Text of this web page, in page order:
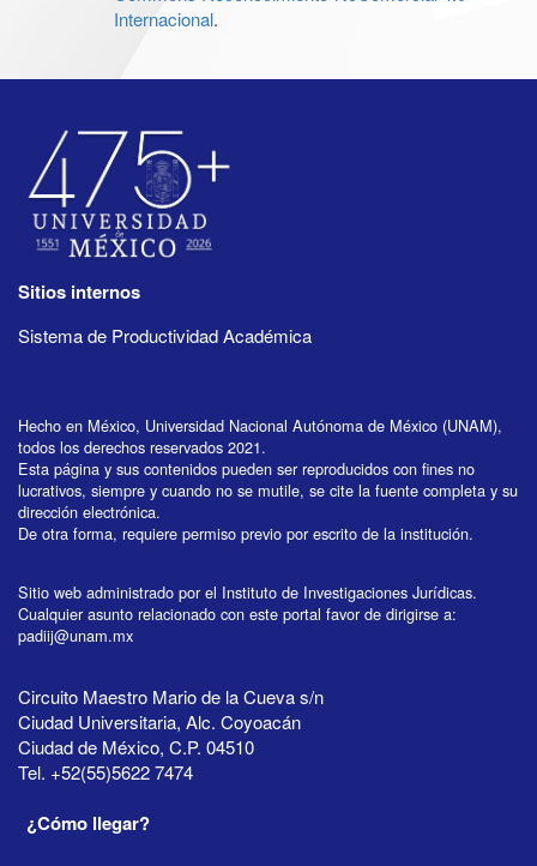
Internacional.
Sitios internos
Sistema de Productividad Académica
Hecho en México, Universidad Nacional Autónoma de México (UNAM),
todos los derechos reservados 2021.
Esta página y sus contenidos pueden ser reproducidos con fines no
lucrativos, siempre y cuando no se mutile, se cite la fuente completa y su
dirección electrónica.
De otra forma, requiere permiso previo por escrito de la institución.
Sitio web administrado por el Instituto de Investigaciones Jurídicas.
Cualquier asunto relacionado con este portal favor de dirigirse a:
padiij@unam.mx
Circuito Maestro Mario de la Cueva s/n
Ciudad Universitaria, Alc. Coyoacán
Ciudad de México, C.P. 04510
Tel. +52(55)5622 7474
¿Cómo llegar?